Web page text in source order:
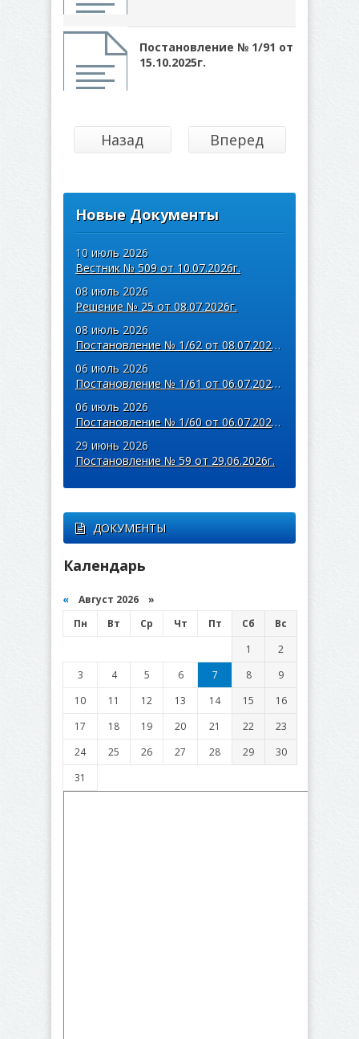
Постановление № 1/91 от
15.10.2025г.
Назад Вперед
Новые Документы
10 июль 2026
Вестник № 509 от 10.07.2026г.
08 июль 2026
Решение № 25 от 08.07.2026г.
08 июль 2026
Постановление № 1/62 от 08.07.2026г.
06 июль 2026
Постановление № 1/61 от 06.07.2026г.
06 июль 2026
Постановление № 1/60 от 06.07.2026г.
29 июнь 2026
Постановление № 59 от 29.06.2026г.
ДОКУМЕНТЫ
Календарь
« Август 2026 »
Пн
Вт Ср Чт Пт Сб
Вс
1
2
3
4 5 6 7 8
9
10
11 12 13 14 15
16
17
18 19 20 21 22
23
24
25 26 27 28 29
30
31